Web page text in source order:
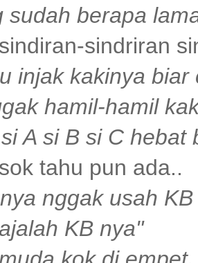
sudah berapa
sindriran
injak kakinya
hamil-hamil
A si B si C hebat
tahu pun ada..
nggak usah
KB nya"